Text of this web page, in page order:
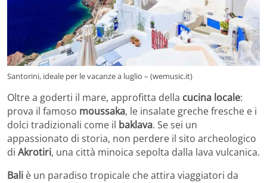
Santorini, ideale per le vacanze a luglio – (wemusic.it)
Oltre a goderti il mare, approfitta della cucina locale:
prova il famoso moussaka, le insalate greche fresche e i
dolci tradizionali come il baklava. Se sei un
appassionato di storia, non perdere il sito archeologico
di Akrotiri, una città minoica sepolta dalla lava vulcanica.
Bali è un paradiso tropicale che attira viaggiatori da